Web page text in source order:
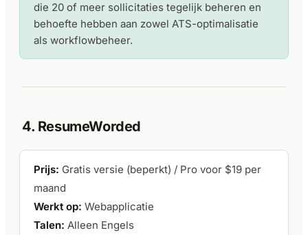
die 20 of meer sollicitaties tegelijk beheren en
behoefte hebben aan zowel ATS-optimalisatie
als workflowbeheer.
4. ResumeWorded
Prijs: Gratis versie (beperkt) / Pro voor $19 per
maand
Werkt op: Webapplicatie
Talen: Alleen Engels